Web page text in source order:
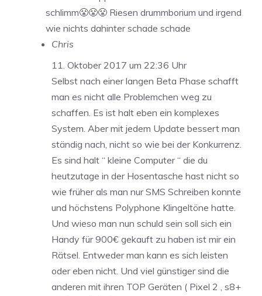
schlimm😤😤😤 Riesen drummborium und irgend
wie nichts dahinter schade schade
Chris
11. Oktober 2017 um 22:36 Uhr
Selbst nach einer langen Beta Phase schafft
man es nicht alle Problemchen weg zu
schaffen. Es ist halt eben ein komplexes
System. Aber mit jedem Update bessert man
ständig nach, nicht so wie bei der Konkurrenz.
Es sind halt “ kleine Computer “ die du
heutzutage in der Hosentasche hast nicht so
wie früher als man nur SMS Schreiben konnte
und höchstens Polyphone Klingeltöne hatte.
Und wieso man nun schuld sein soll sich ein
Handy für 900€ gekauft zu haben ist mir ein
Rätsel. Entweder man kann es sich leisten
oder eben nicht. Und viel günstiger sind die
anderen mit ihren TOP Geräten ( Pixel 2 , s8+